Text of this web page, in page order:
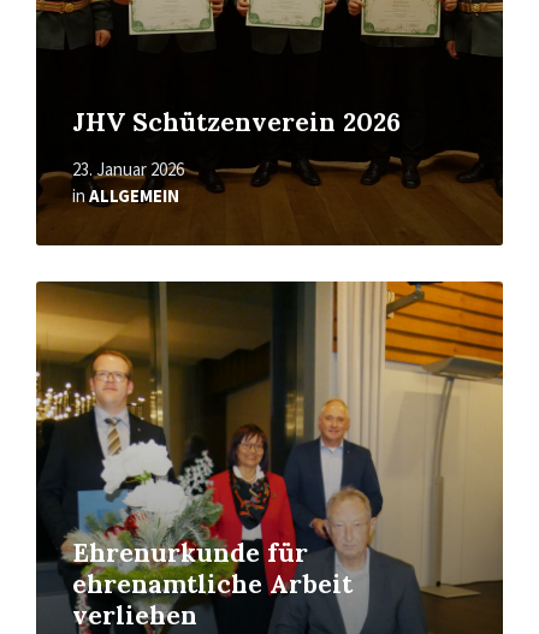
JHV Schützenverein 2026
23. Januar 2026
inALLGEMEIN
Ehrenurkunde für
ehrenamtliche Arbeit
verliehen
Read
More